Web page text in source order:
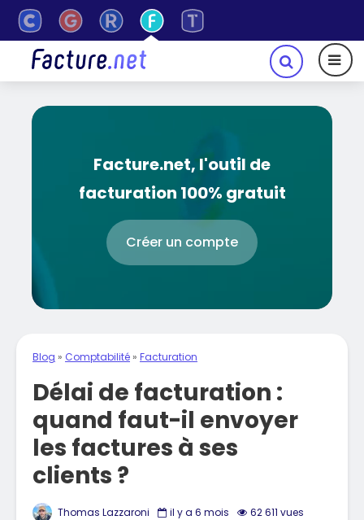
Facture.net, l'outil de
facturation 100% gratuit
Créer un compte
Blog » Comptabilité » Facturation
Délai de facturation :
quand faut-il envoyer
les factures à ses
clients ?
Thomas Lazzaroni il y a 6 mois 62 611 vues